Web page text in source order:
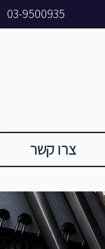
03-9500935
צרו קשר